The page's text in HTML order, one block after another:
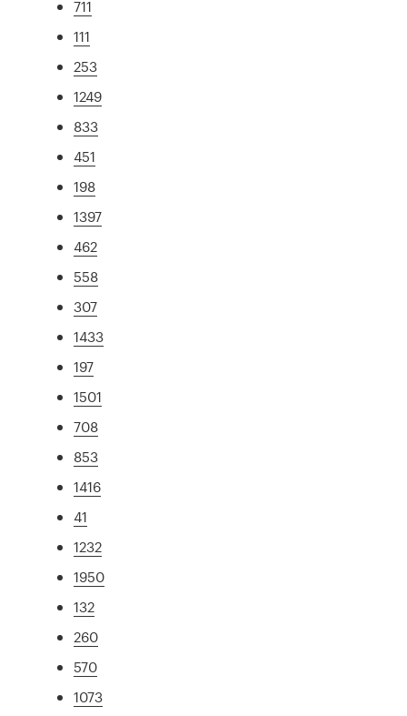
711
111
253
1249
833
451
198
1397
462
558
307
1433
197
1501
708
853
1416
41
1232
1950
132
260
570
1073